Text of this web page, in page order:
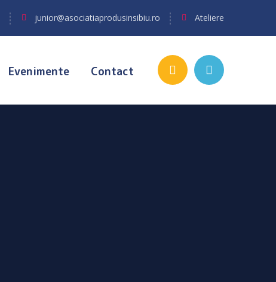
junior@asociatiaprodusinsibiu.ro Ateliere
Evenimente Contact